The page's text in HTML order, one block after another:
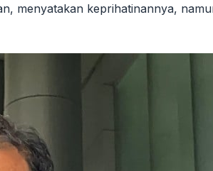
menyatakan keprihatinannya,